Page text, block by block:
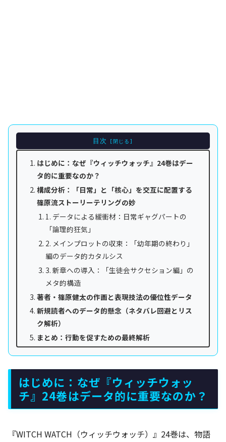
目次
はじめに：なぜ『ウィッチウォッチ』24巻はデー
タ的に重要なのか？
構成分析：「日常」と「核心」を交互に配置する
篠原流ストーリーテリングの妙
1. データによる緩衝材：日常ギャグパートの
「論理的狂気」
2. メインプロットの収束：「幼年期の終わり」
編のデータ的カタルシス
3. 新章への導入：「生徒会サクセション編」の
メタ的構造
著者・篠原健太の作画と表現技法の優位性データ
新規読者へのデータ的懸念（ネタバレ回避とリス
ク解析）
まとめ：行動を促すための最終解析
はじめに：なぜ『ウィッチウォッ
チ』24巻はデータ的に重要なのか？
『WITCH WATCH（ウィッチウォッチ）』24巻は、物語